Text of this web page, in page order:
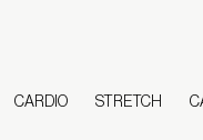
CARDIO STRETCH